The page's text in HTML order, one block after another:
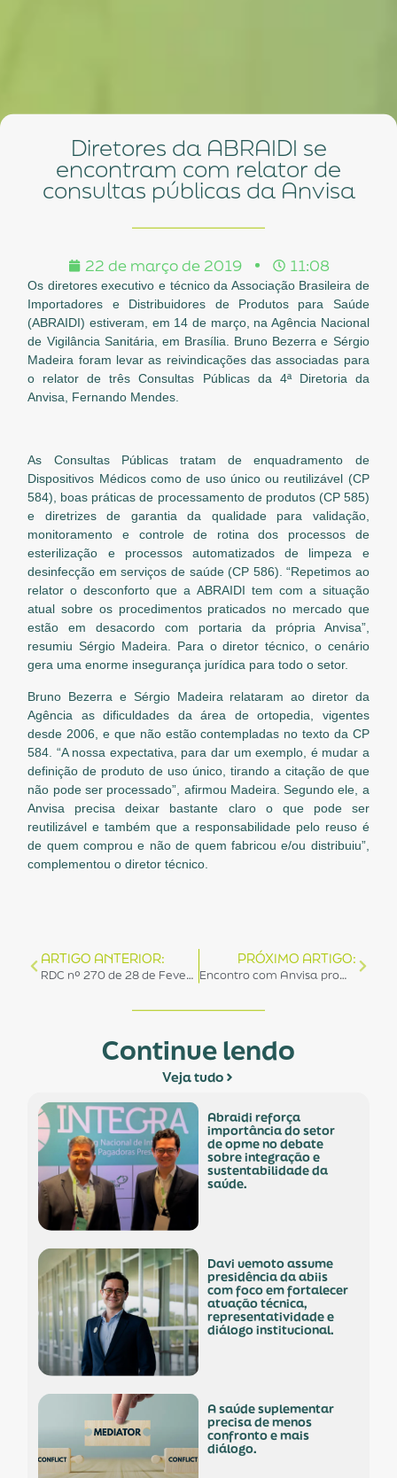
Diretores da ABRAIDI se
encontram com relator de
consultas públicas da Anvisa
22 de março de 2019 11:08
Os diretores executivo e técnico da Associação Brasileira de
Importadores e Distribuidores de Produtos para Saúde
(ABRAIDI) estiveram, em 14 de março, na Agência Nacional
de Vigilância Sanitária, em Brasília. Bruno Bezerra e Sérgio
Madeira foram levar as reivindicações das associadas para
o relator de três Consultas Públicas da 4ª Diretoria da
Anvisa, Fernando Mendes.
As Consultas Públicas tratam de enquadramento de
Dispositivos Médicos como de uso único ou reutilizável (CP
584), boas práticas de processamento de produtos (CP 585)
e diretrizes de garantia da qualidade para validação,
monitoramento e controle de rotina dos processos de
esterilização e processos automatizados de limpeza e
desinfecção em serviços de saúde (CP 586). “Repetimos ao
relator o desconforto que a ABRAIDI tem com a situação
atual sobre os procedimentos praticados no mercado que
estão em desacordo com portaria da própria Anvisa”,
resumiu Sérgio Madeira. Para o diretor técnico, o cenário
gera uma enorme insegurança jurídica para todo o setor.
Bruno Bezerra e Sérgio Madeira relataram ao diretor da
Agência as dificuldades da área de ortopedia, vigentes
desde 2006, e que não estão contempladas no texto da CP
584. “A nossa expectativa, para dar um exemplo, é mudar a
definição de produto de uso único, tirando a citação de que
não pode ser processado”, afirmou Madeira. Segundo ele, a
Anvisa precisa deixar bastante claro o que pode ser
reutilizável e também que a responsabilidade pelo reuso é
de quem comprou e não de quem fabricou e/ou distribuiu”,
complementou o diretor técnico.
ARTIGO ANTERIOR:
RDC nº 270 de 28 de Fevereiro
PRÓXIMO ARTIGO:
Encontro com Anvisa promovido pelo IES tem participação da ABRAIDI
Continue lendo
Veja tudo
abraidi reforça
importância do setor
de opme no debate
sobre integração e
sustentabilidade da
saúde.
davi uemoto assume
presidência da abiis
com foco em fortalecer
atuação técnica,
representatividade e
diálogo institucional.
a saúde suplementar
precisa de menos
confronto e mais
diálogo.